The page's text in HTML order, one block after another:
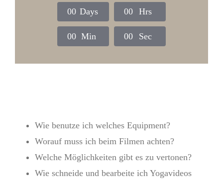
00 Days 00 Hrs
00 Min 00 Sec
Wie benutze ich welches Equipment?
Worauf muss ich beim Filmen achten?
Welche Möglichkeiten gibt es zu vertonen?
Wie schneide und bearbeite ich Yogavideos